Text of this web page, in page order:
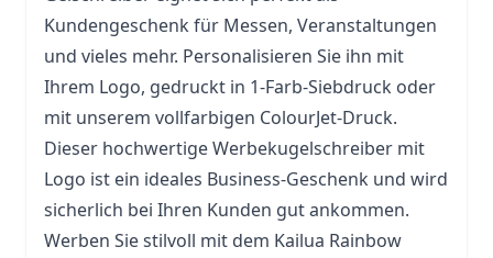
Kundengeschenk für Messen, Veranstaltungen
und vieles mehr. Personalisieren Sie ihn mit
Ihrem Logo, gedruckt in 1-Farb-Siebdruck oder
mit unserem vollfarbigen ColourJet-Druck.
Dieser hochwertige Werbekugelschreiber mit
Logo ist ein ideales Business-Geschenk und wird
sicherlich bei Ihren Kunden gut ankommen.
Werben Sie stilvoll mit dem Kailua Rainbow